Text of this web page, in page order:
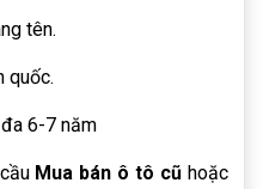
tên.
quốc.
6-7 năm
Mua bán ô tô cũ hoặc